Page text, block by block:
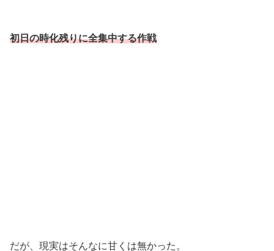
初日の時化残りに全集中する作戦
だが、現実はそんなに甘くは無かった。